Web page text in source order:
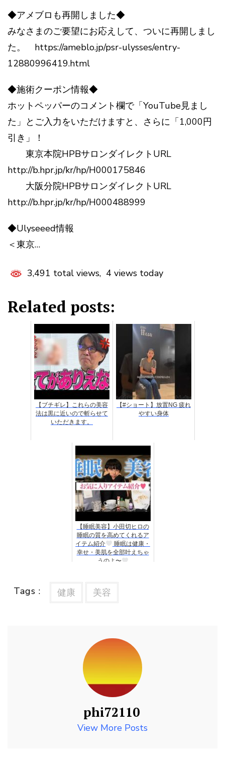
◆アメブロも再開しました◆
みなさまのご要望にお応えして、ついに再開しまし
た。 https://ameblo.jp/psr-ulysses/entry-
12880996419.html
◆施術クーポン情報◆
ホットペッパーのコメント欄で「YouTube見まし
た」とご入力をいただけますと、さらに「1,000円
引き」！
東京本院HPBサロンダイレクトURL
http://b.hpr.jp/kr/hp/H000175846
大阪分院HPBサロンダイレクトURL
http://b.hpr.jp/kr/hp/H000488999
◆Ulyseeed情報
＜東京…
3,491 total views, 4 views today
Related posts:
【ブチギレ】これらの美容
法は黒に近いので斬らせて
いただきます。
【#ショート】放置NG 疲れ
やすい身体
【睡眠美容】小田切ヒロの
睡眠の質を高めてくれるア
イテム紹介
睡眠は健康・
幸せ・美肌を全部叶えちゃ
うのよ〜
Tags : 健康 美容
phi72110
View More Posts